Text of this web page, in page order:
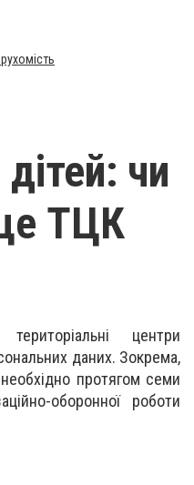
чи
ТЦК
центри
даних. Зокрема,
протягом семи
оборонної роботи